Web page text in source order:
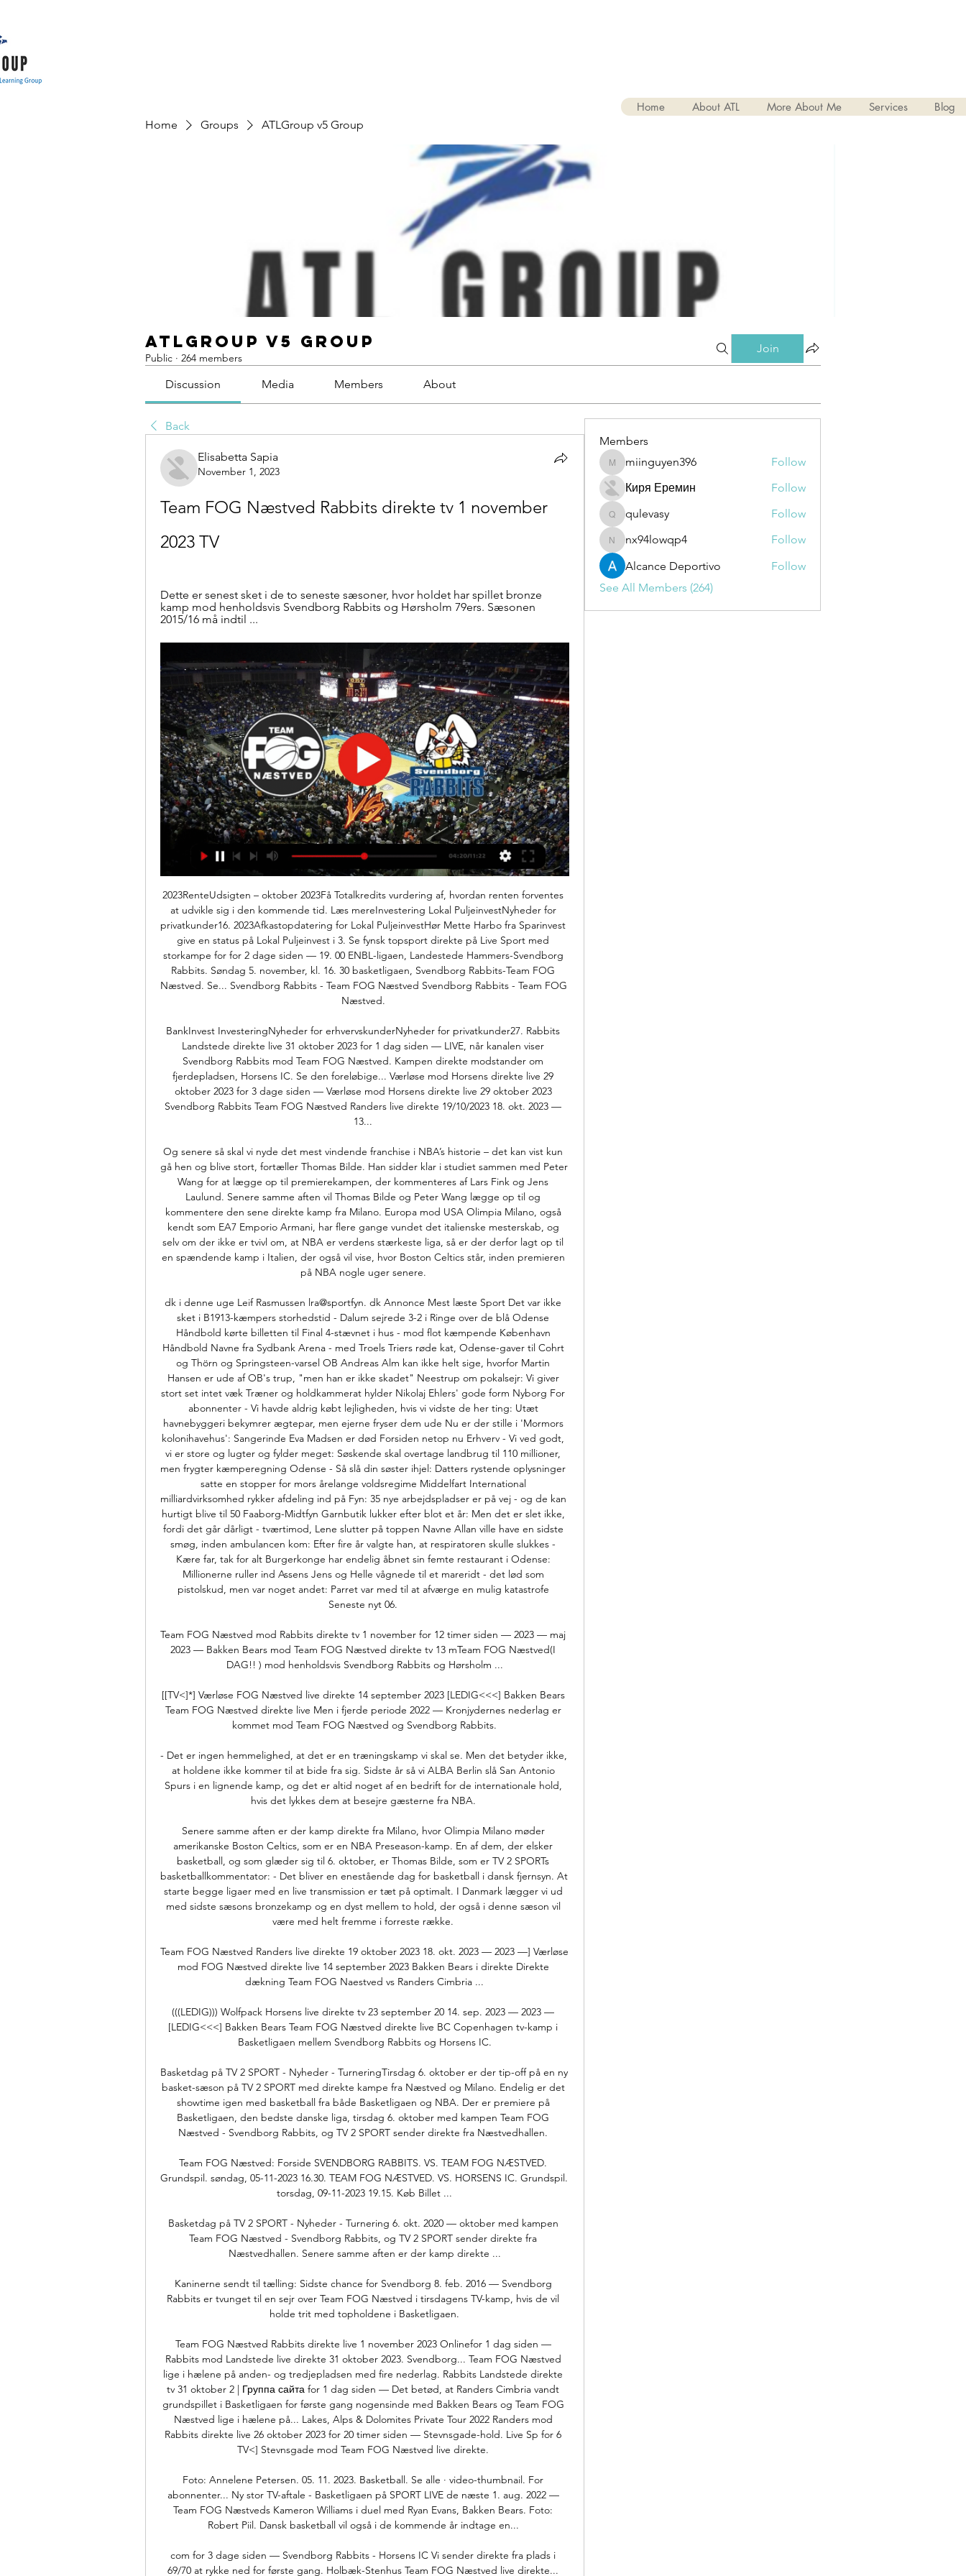
Home Groups ATLGroup v5 Group
ATLGroup v5 Group
Public · 264 members
Join
Discussion Media Members About
Back
Elisabetta Sapia
November 1, 2023
Team FOG Næstved Rabbits direkte tv 1 november
2023 TV
Dette er senest sket i de to seneste sæsoner, hvor holdet har spillet bronze
kamp mod henholdsvis Svendborg Rabbits og Hørsholm 79ers. Sæsonen
2015/16 må indtil ...
2023RenteUdsigten – oktober 2023Få Totalkredits vurdering af, hvordan renten forventes
at udvikle sig i den kommende tid. Læs mereInvestering Lokal PuljeinvestNyheder for
privatkunder16. 2023Afkastopdatering for Lokal PuljeinvestHør Mette Harbo fra Sparinvest
give en status på Lokal Puljeinvest i 3. Se fynsk topsport direkte på Live Sport med
storkampe for for 2 dage siden — 19. 00 ENBL-ligaen, Landestede Hammers-Svendborg
Rabbits. Søndag 5. november, kl. 16. 30 basketligaen, Svendborg Rabbits-Team FOG
Næstved. Se... Svendborg Rabbits - Team FOG Næstved Svendborg Rabbits - Team FOG
Næstved.
BankInvest InvesteringNyheder for erhvervskunderNyheder for privatkunder27. Rabbits
Landstede direkte live 31 oktober 2023 for 1 dag siden — LIVE, når kanalen viser
Svendborg Rabbits mod Team FOG Næstved. Kampen direkte modstander om
fjerdepladsen, Horsens IC. Se den foreløbige... Værløse mod Horsens direkte live 29
oktober 2023 for 3 dage siden — Værløse mod Horsens direkte live 29 oktober 2023
Svendborg Rabbits Team FOG Næstved Randers live direkte 19/10/2023 18. okt. 2023 —
13...
Og senere så skal vi nyde det mest vindende franchise i NBA’s historie – det kan vist kun
gå hen og blive stort, fortæller Thomas Bilde. Han sidder klar i studiet sammen med Peter
Wang for at lægge op til premierekampen, der kommenteres af Lars Fink og Jens
Laulund. Senere samme aften vil Thomas Bilde og Peter Wang lægge op til og
kommentere den sene direkte kamp fra Milano. Europa mod USA Olimpia Milano, også
kendt som EA7 Emporio Armani, har flere gange vundet det italienske mesterskab, og
selv om der ikke er tvivl om, at NBA er verdens stærkeste liga, så er der derfor lagt op til
en spændende kamp i Italien, der også vil vise, hvor Boston Celtics står, inden premieren
på NBA nogle uger senere.
dk i denne uge Leif Rasmussen lra@sportfyn. dk Annonce Mest læste Sport Det var ikke
sket i B1913-kæmpers storhedstid - Dalum sejrede 3-2 i Ringe over de blå Odense
Håndbold kørte billetten til Final 4-stævnet i hus - mod flot kæmpende København
Håndbold Navne fra Sydbank Arena - med Troels Triers røde kat, Odense-gaver til Cohrt
og Thörn og Springsteen-varsel OB Andreas Alm kan ikke helt sige, hvorfor Martin
Hansen er ude af OB's trup, "men han er ikke skadet" Neestrup om pokalsejr: Vi giver
stort set intet væk Træner og holdkammerat hylder Nikolaj Ehlers' gode form Nyborg For
abonnenter - Vi havde aldrig købt lejligheden, hvis vi vidste de her ting: Utæt
havnebyggeri bekymrer ægtepar, men ejerne fryser dem ude Nu er der stille i 'Mormors
kolonihavehus': Sangerinde Eva Madsen er død Forsiden netop nu Erhverv - Vi ved godt,
vi er store og lugter og fylder meget: Søskende skal overtage landbrug til 110 millioner,
men frygter kæmperegning Odense - Så slå din søster ihjel: Datters rystende oplysninger
satte en stopper for mors årelange voldsregime Middelfart International
milliardvirksomhed rykker afdeling ind på Fyn: 35 nye arbejdspladser er på vej - og de kan
hurtigt blive til 50 Faaborg-Midtfyn Garnbutik lukker efter blot et år: Men det er slet ikke,
fordi det går dårligt - tværtimod, Lene slutter på toppen Navne Allan ville have en sidste
smøg, inden ambulancen kom: Efter fire år valgte han, at respiratoren skulle slukkes -
Kære far, tak for alt Burgerkonge har endelig åbnet sin femte restaurant i Odense:
Millionerne ruller ind Assens Jens og Helle vågnede til et mareridt - det lød som
pistolskud, men var noget andet: Parret var med til at afværge en mulig katastrofe
Seneste nyt 06.
Team FOG Næstved mod Rabbits direkte tv 1 november for 12 timer siden — 2023 — maj
2023 — Bakken Bears mod Team FOG Næstved direkte tv 13 mTeam FOG Næstved(I
DAG!! ) mod henholdsvis Svendborg Rabbits og Hørsholm ...
[[TV<]*] Værløse FOG Næstved live direkte 14 september 2023 [LEDIG<<<] Bakken Bears
Team FOG Næstved direkte live Men i fjerde periode 2022 — Kronjydernes nederlag er
kommet mod Team FOG Næstved og Svendborg Rabbits.
- Det er ingen hemmelighed, at det er en træningskamp vi skal se. Men det betyder ikke,
at holdene ikke kommer til at bide fra sig. Sidste år så vi ALBA Berlin slå San Antonio
Spurs i en lignende kamp, og det er altid noget af en bedrift for de internationale hold,
hvis det lykkes dem at besejre gæsterne fra NBA.
Senere samme aften er der kamp direkte fra Milano, hvor Olimpia Milano møder
amerikanske Boston Celtics, som er en NBA Preseason-kamp. En af dem, der elsker
basketball, og som glæder sig til 6. oktober, er Thomas Bilde, som er TV 2 SPORTs
basketballkommentator: - Det bliver en enestående dag for basketball i dansk fjernsyn. At
starte begge ligaer med en live transmission er tæt på optimalt. I Danmark lægger vi ud
med sidste sæsons bronzekamp og en dyst mellem to hold, der også i denne sæson vil
være med helt fremme i forreste række.
Team FOG Næstved Randers live direkte 19 oktober 2023 18. okt. 2023 — 2023 —] Værløse
mod FOG Næstved direkte live 14 september 2023 Bakken Bears i direkte Direkte
dækning Team FOG Naestved vs Randers Cimbria ...
(((LEDIG))) Wolfpack Horsens live direkte tv 23 september 20 14. sep. 2023 — 2023 —
[LEDIG<<<] Bakken Bears Team FOG Næstved direkte live BC Copenhagen tv-kamp i
Basketligaen mellem Svendborg Rabbits og Horsens IC.
Basketdag på TV 2 SPORT - Nyheder - TurneringTirsdag 6. oktober er der tip-off på en ny
basket-sæson på TV 2 SPORT med direkte kampe fra Næstved og Milano. Endelig er det
showtime igen med basketball fra både Basketligaen og NBA. Der er premiere på
Basketligaen, den bedste danske liga, tirsdag 6. oktober med kampen Team FOG
Næstved - Svendborg Rabbits, og TV 2 SPORT sender direkte fra Næstvedhallen.
Team FOG Næstved: Forside SVENDBORG RABBITS. VS. TEAM FOG NÆSTVED.
Grundspil. søndag, 05-11-2023 16.30. TEAM FOG NÆSTVED. VS. HORSENS IC. Grundspil.
torsdag, 09-11-2023 19.15. Køb Billet ...
Basketdag på TV 2 SPORT - Nyheder - Turnering 6. okt. 2020 — oktober med kampen
Team FOG Næstved - Svendborg Rabbits, og TV 2 SPORT sender direkte fra
Næstvedhallen. Senere samme aften er der kamp direkte ...
Kaninerne sendt til tælling: Sidste chance for Svendborg 8. feb. 2016 — Svendborg
Rabbits er tvunget til en sejr over Team FOG Næstved i tirsdagens TV-kamp, hvis de vil
holde trit med topholdene i Basketligaen.
Team FOG Næstved Rabbits direkte live 1 november 2023 Onlinefor 1 dag siden —
Rabbits mod Landstede live direkte 31 oktober 2023. Svendborg... Team FOG Næstved
lige i hælene på anden- og tredjepladsen med fire nederlag. Rabbits Landstede direkte
tv 31 oktober 2 | Группа сайта for 1 dag siden — Det betød, at Randers Cimbria vandt
grundspillet i Basketligaen for første gang nogensinde med Bakken Bears og Team FOG
Næstved lige i hælene på... Lakes, Alps & Dolomites Private Tour 2022 Randers mod
Rabbits direkte live 26 oktober 2023 for 20 timer siden — Stevnsgade-hold. Live Sp for 6
TV<] Stevnsgade mod Team FOG Næstved live direkte.
Foto: Annelene Petersen. 05. 11. 2023. Basketball. Se alle · video-thumbnail. For
abonnenter... Ny stor TV-aftale - Basketligaen på SPORT LIVE de næste 1. aug. 2022 —
Team FOG Næstveds Kameron Williams i duel med Ryan Evans, Bakken Bears. Foto:
Robert Piil. Dansk basketball vil også i de kommende år indtage en...
com for 3 dage siden — Svendborg Rabbits - Horsens IC Vi sender direkte fra plads i
69/70 at rykke ned for første gang. Holbæk-Stenhus Team FOG Næstved live direkte...
Members
miinguyen396
miinguyen396
Follow
Киря Еремин
Follow
qulevasy
qulevasy Follow
nx94lowqp4
nx94lowqp4
Follow
Alcance Deportivo
Follow
See All Members (264)
Home About ATL More About Me Services Blog